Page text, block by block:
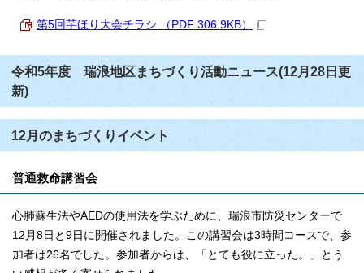
第5回芋ほり大会チラシ （PDF 306.9KB）
令和5年度 瑞浪地区まちづくり活動ニュース(12月28日更
新)
12月のまちづくりイベント
普通救命講習会
心肺蘇生法やAEDの使用法を学ぶために、瑞浪市防災センターで
12月8日と9日に開催されました。この講習会は3時間コースで、参
加者は26名でした。参加者からは、「とても役に立った。」とう